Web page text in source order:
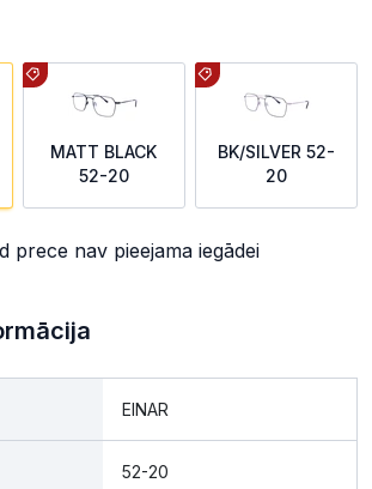
MATT BLACK
52-20
BK/SILVER 52-
20
prece nav pieejama iegādei
EINAR
52-20